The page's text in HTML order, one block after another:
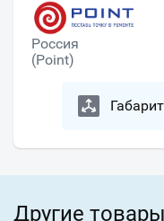
Россия
(Point)
Другие